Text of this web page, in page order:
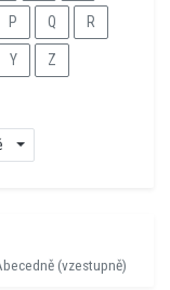
P Q R
Y Z
(vzestupně)